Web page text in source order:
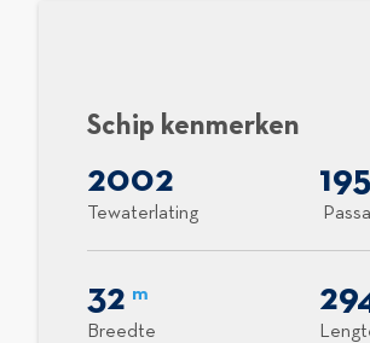
Schip kenmerken
Tewaterlating
2002
Breedte
32 m